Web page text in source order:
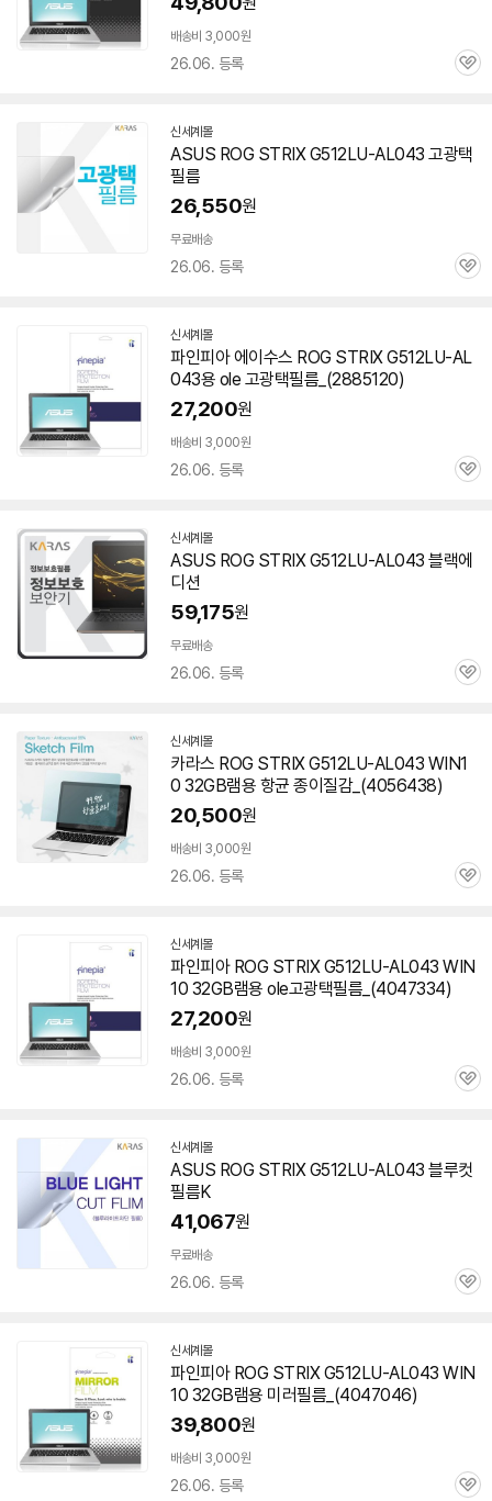
배송비 3,000원
26.06. 등록
관
신세계몰
ASUS ROG STRIX G512LU-AL043 고광택
필름
26,550원
무료배송
26.06. 등록
관
신세계몰
파인피아 에이수스 ROG STRIX G512LU-AL
043용 ole 고광택필름_(2885120)
27,200원
배송비 3,000원
26.06. 등록
관
신세계몰
ASUS ROG STRIX G512LU-AL043 블랙에
디션
59,175원
무료배송
26.06. 등록
관
신세계몰
카라스 ROG STRIX G512LU-AL043 WIN1
0 32GB램용 항균 종이질감_(4056438)
20,500원
배송비 3,000원
26.06. 등록
관
신세계몰
파인피아 ROG STRIX G512LU-AL043 WIN
10 32GB램용 ole고광택필름_(4047334)
27,200원
배송비 3,000원
26.06. 등록
관
신세계몰
ASUS ROG STRIX G512LU-AL043 블루컷
필름K
41,067원
무료배송
26.06. 등록
관
신세계몰
파인피아 ROG STRIX G512LU-AL043 WIN
10 32GB램용 미러필름_(4047046)
39,800원
배송비 3,000원
26.06. 등록
관